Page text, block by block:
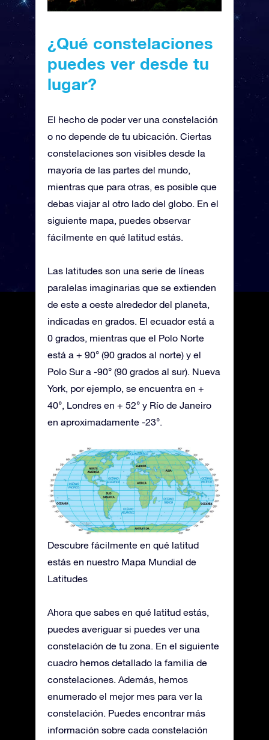
¿Qué constelaciones
puedes ver desde tu
lugar?
El hecho de poder ver una constelación
o no depende de tu ubicación. Ciertas
constelaciones son visibles desde la
mayoría de las partes del mundo,
mientras que para otras, es posible que
debas viajar al otro lado del globo. En el
siguiente mapa, puedes observar
fácilmente en qué latitud estás.
Las latitudes son una serie de líneas
paralelas imaginarias que se extienden
de este a oeste alrededor del planeta,
indicadas en grados. El ecuador está a
0 grados, mientras que el Polo Norte
está a + 90° (90 grados al norte) y el
Polo Sur a -90° (90 grados al sur). Nueva
York, por ejemplo, se encuentra en +
40°, Londres en + 52° y Río de Janeiro
en aproximadamente -23°.
Descubre fácilmente en qué latitud
estás en nuestro Mapa Mundial de
Latitudes
Ahora que sabes en qué latitud estás,
puedes averiguar si puedes ver una
constelación de tu zona. En el siguiente
cuadro hemos detallado la familia de
constelaciones. Además, hemos
enumerado el mejor mes para ver la
constelación. Puedes encontrar más
información sobre cada constelación